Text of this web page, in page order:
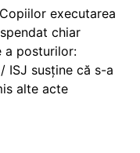
executarea
chiar
a posturilor:
ISJ susține că s-a
alte acte